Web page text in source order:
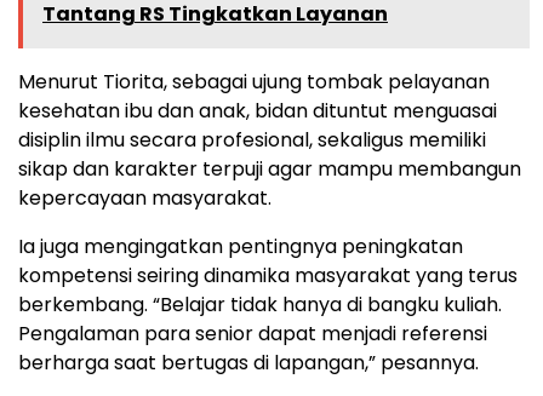
Tantang RS Tingkatkan Layanan
Menurut Tiorita, sebagai ujung tombak pelayanan
kesehatan ibu dan anak, bidan dituntut menguasai
disiplin ilmu secara profesional, sekaligus memiliki
sikap dan karakter terpuji agar mampu membangun
kepercayaan masyarakat.
Ia juga mengingatkan pentingnya peningkatan
kompetensi seiring dinamika masyarakat yang terus
berkembang. “Belajar tidak hanya di bangku kuliah.
Pengalaman para senior dapat menjadi referensi
berharga saat bertugas di lapangan,” pesannya.